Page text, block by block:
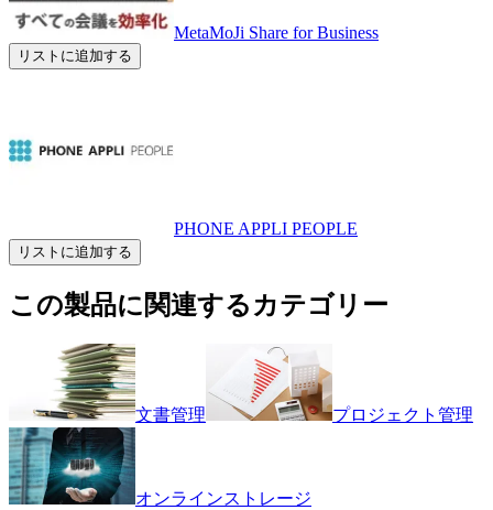
MetaMoJi Share for Business
リストに追加する
PHONE APPLI PEOPLE
リストに追加する
この製品に関連するカテゴリー
文書管理 プロジェクト管理
オンラインストレージ